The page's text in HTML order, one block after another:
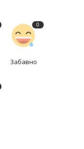
0
Забавно